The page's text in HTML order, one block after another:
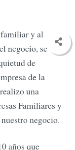
familiar y al
negocio, se
de
de la
una
Familiares y
negocio.
años que